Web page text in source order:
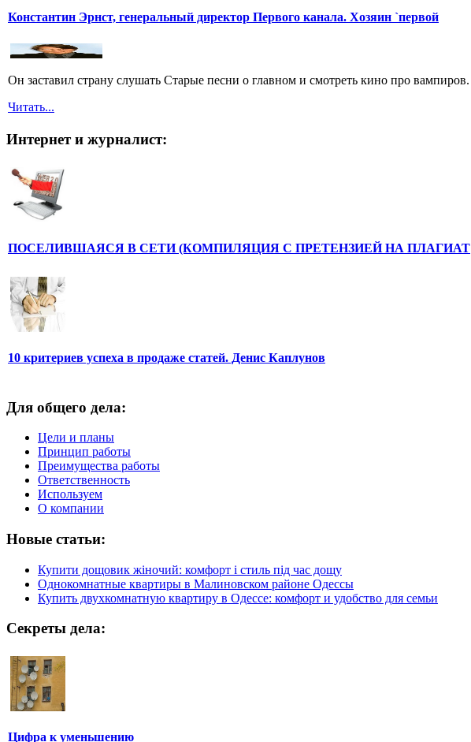
Константин Эрнст, генеральный директор Первого канала. Хозяин `первой
Он заставил страну слушать Старые песни о главном и смотреть кино про вампиров.
Читать...
Интернет и журналист:
ПОСЕЛИВШАЯСЯ В СЕТИ (КОМПИЛЯЦИЯ С ПРЕТЕНЗИЕЙ НА ПЛАГИАТ
10 критериев успеха в продаже статей. Денис Каплунов
Для общего дела:
Цели и планы
Принцип работы
Преимущества работы
Ответственность
Используем
О компании
Новые статьи:
Купити дощовик жіночий: комфорт і стиль під час дощу
Однокомнатные квартиры в Малиновском районе Одессы
Купить двухкомнатную квартиру в Одессе: комфорт и удобство для семьи
Секреты дела:
Цифра к уменьшению